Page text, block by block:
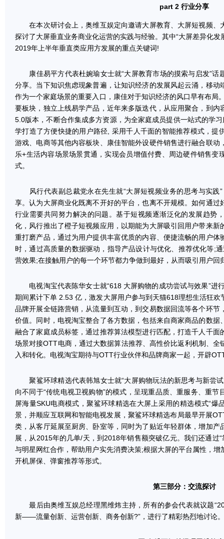
part 2 行业分享
在本次研讨会上，奥维互娱定向邀请大屏教育、大屏短视频、
探讨了大屏垂直业务商业化运营的实践与经验。其中“大屏差异化发
2019年上半年垂直类应用方发展的重点关键词!
康佳易平方代表杜婉瑜女士就“大屏教育市场的摸索与启发”话
分享。当下知识焦虑现象普遍，让知识经济的发展风起云涌，移动
作为一个家庭场景的重要入口，康佳对于知识经济的风口早有布局
要板块，独立上线易学产品，近年来多版迭代，从应用聚合，到内
5.0版本，不断合作集成多方资源，为全家庭成员提供一站式的学
学打造了方便快捷的用户路径, 采用千人千面的智能推荐模式，提
游戏、电商等其他内容板块、康佳智能外设硬件销售进行融合联动
乐+生活内容场景场景贯通，实现会员增值付费、周边硬件销售变
式。
风行代表副总裁党永在先生就“大屏短视频业务的思考与实践”
享。认为大屏商业化既离不开好的平台，也离不开规模。如何通过
行业需要共同努力解决的问题。基于短视频逐渐泛化的发展趋势
化，风行推出了橙子短视频应用，以期能为大屏吸引回用户带来新
重打磨产品，通过为用户提供丰富优质的内容、便捷流畅的用户体
时，通过高质量的数据驱动，指导产品设计与优化、推荐优化等;
营效果;在接触用户的每一个环节都力争做到最好，从而吸引用户回
电视淘宝代表陈华女士就“618 大屏购物的成功尝试与效果”进
期间累计下单 2.53 亿，激发大屏用户参与到天猫618理想生活狂
品牌开展全链路营销，从流量到互动，到交易数据回流等各个环节
价值。同时，电视淘宝整合了各方数据，包括来自商家商品的数据
融合了家庭成员标签，通过推荐算法模型进行匹配，打造千人千面
场景对接OTT电商，通过大数据算法推荐、高性价比返利机制、全
入和转化。电视淘宝期待与OTT行业伙伴和品牌商家一起，开辟
聚鲨环球精选代表韩旭女士就“大屏购物玩法的新思考与新尝试
向不同于“传统电视卫视购物”的模式，呈现重品质、重服务、重
屏海量SKU电商模式，聚鲨环球精选在大屏上采用的精选模式“爆
景，并顺应互联网和智能电视发展，聚鲨环球精选布局最早开展
类，从客厅延展至厨房、卧室等，同时为了贴近年轻群体，增加产
展，从2015年的几单/天，到2018年销售额突破亿元。我们还通过
与明星网红合作，帮助用户实先消费决策;根据大屏的平台属性，
开机屏保、弹窗推荐等形式。
第三部分：交流探讨
最后由奥维互娱总经理黑维炜主持，所有的参会代表就议题
新——流量创新、运营创新、商务创新?”，进行了精彩热烈地讨论。